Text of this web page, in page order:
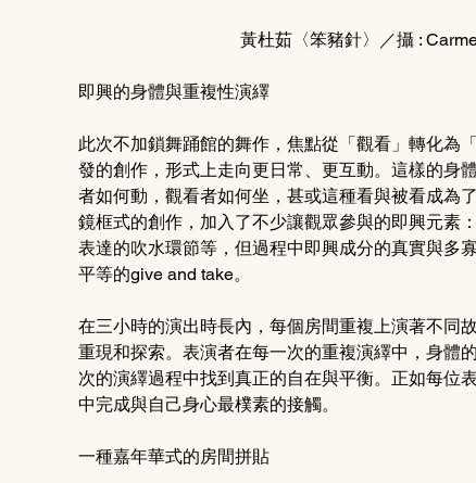
黃杜茹〈笨豬針〉／攝 :
即興的身體與重複性演繹
此次不加鎖舞踊館的舞作，焦點從「觀看」轉化為
發的創作，形式上走向更日常、更互動。這樣的身
者如何動，觀看者如何坐，甚或這種看與被看成為
鏡框式的創作，加入了不少讓觀眾參與的即興元素
表達的吹水環節等，但過程中即興成分的真實與多
平等的give and take。
在三小時的演出時長內，每個房間重複上演著不同
重現和探索。表演者在每一次的重複演繹中，身體
次的演繹過程中找到真正的自在與平衡。正如每位
中完成與自己身心最樸素的接觸。
一種嘉年華式的房間拼貼